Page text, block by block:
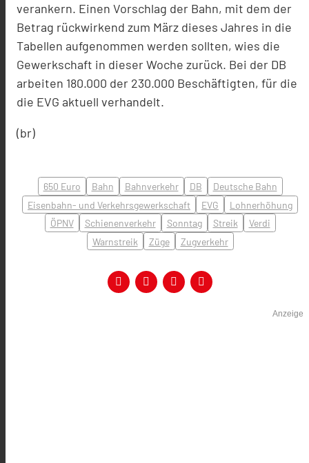
verankern. Einen Vorschlag der Bahn, mit dem der
Betrag rückwirkend zum März dieses Jahres in die
Tabellen aufgenommen werden sollten, wies die
Gewerkschaft in dieser Woche zurück. Bei der DB
arbeiten 180.000 der 230.000 Beschäftigten, für die
die EVG aktuell verhandelt.
(br)
650 Euro Bahn Bahnverkehr DB
Deutsche Bahn
Eisenbahn- und Verkehrsgewerkschaft
EVG
Lohnerhöhung
ÖPNV
Schienenverkehr Sonntag Streik
Verdi
Warnstreik
Züge Zugverkehr
Anzeige